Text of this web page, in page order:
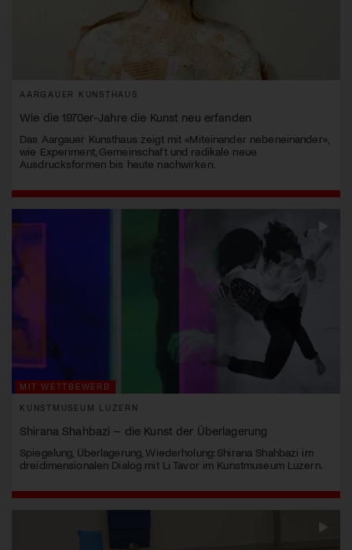
AARGAUER KUNSTHAUS
Wie die 1970er-Jahre die Kunst neu erfanden
Das Aargauer Kunsthaus zeigt mit «Miteinander nebeneinander»,
wie Experiment, Gemeinschaft und radikale neue
Ausdrucksformen bis heute nachwirken.
MIT WETTBEWERB
KUNSTMUSEUM LUZERN
Shirana Shahbazi – die Kunst der Überlagerung
Spiegelung, Überlagerung, Wiederholung: Shirana Shahbazi im
dreidimensionalen Dialog mit Li Tavor im Kunstmuseum Luzern.